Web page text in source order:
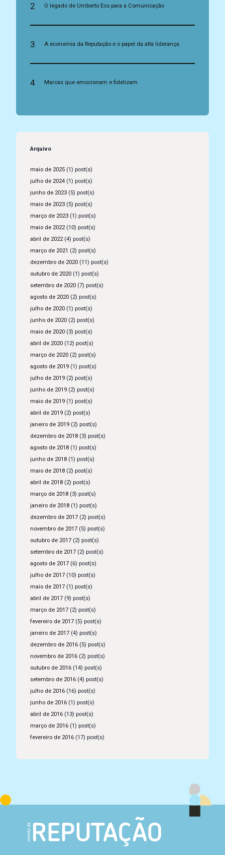
2 O legado de Umberto Eco para a Comunicação
3 A economia da Reputação e o papel da alta liderança
4 Marcas que emocionam e fidelizam
Arquivo
maio de 2025(1) post(s)
julho de 2024(1) post(s)
junho de 2023(5) post(s)
maio de 2023(5) post(s)
março de 2023(1) post(s)
maio de 2022(10) post(s)
abril de 2022(4) post(s)
março de 2021 (2) post(s)
dezembro de 2020(11) post(s)
outubro de 2020(1) post(s)
setembro de 2020(7) post(s)
agosto de 2020(2) post(s)
julho de 2020(1) post(s)
junho de 2020(2) post(s)
maio de 2020(3) post(s)
abril de 2020(12) post(s)
março de 2020(2) post(s)
agosto de 2019(1) post(s)
julho de 2019(2) post(s)
junho de 2019(2) post(s)
maio de 2019(1) post(s)
abril de 2019(2) post(s)
janeiro de 2019(2) post(s)
dezembro de 2018(3) post(s)
agosto de 2018(1) post(s)
junho de 2018(1) post(s)
maio de 2018(2) post(s)
abril de 2018(2) post(s)
março de 2018(3) post(s)
janeiro de 2018(1) post(s)
dezembro de 2017(2) post(s)
novembro de 2017(5) post(s)
outubro de 2017(2) post(s)
setembro de 2017(2) post(s)
agosto de 2017(6) post(s)
julho de 2017(10) post(s)
maio de 2017(1) post(s)
abril de 2017(9) post(s)
março de 2017(2) post(s)
fevereiro de 2017(5) post(s)
janeiro de 2017(4) post(s)
dezembro de 2016(5) post(s)
novembro de 2016(2) post(s)
outubro de 2016(14) post(s)
setembro de 2016(4) post(s)
julho de 2016(16) post(s)
junho de 2016(1) post(s)
abril de 2016(13) post(s)
março de 2016(1) post(s)
fevereiro de 2016(17) post(s)